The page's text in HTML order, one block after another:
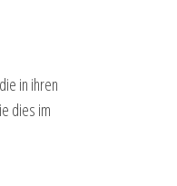
in ihren
dies im